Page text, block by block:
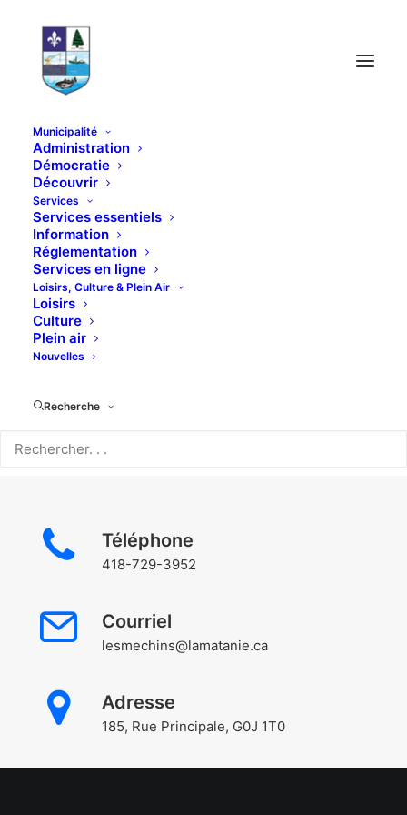
Municipalité
Administration
Démocratie
Découvrir
Services
Services essentiels
Information
Réglementation
Services en ligne
Loisirs, Culture & Plein Air
Loisirs
Culture
Plein air
Nouvelles
Recherche
Élections municipales
Téléphone
418-729-3952
Courriel
lesmechins@lamatanie.ca
Adresse
185, Rue Principale, G0J 1T0